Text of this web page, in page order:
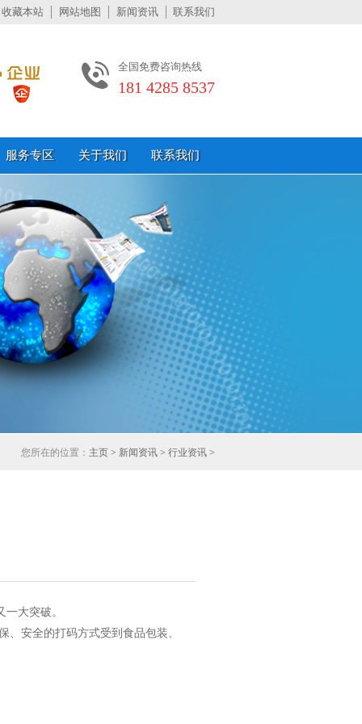
收藏本站 网站地图 新闻资讯 联系我们
全国免费咨询热线
181 4285 8537
服务专区 关于我们 联系我们
您所在的位置： 主页> 新闻资讯> 行业资讯>
大突破。
安全的打码方式受到食品包装、